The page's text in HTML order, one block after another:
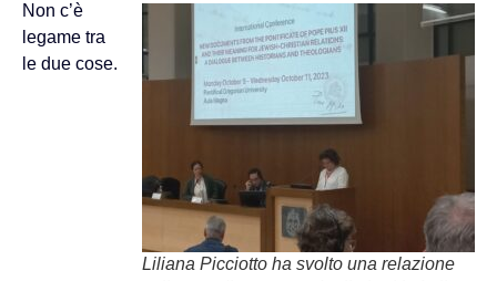
Liliana Picciotto ha svolto una relazione
Non c’è
legame tra
le due cose.